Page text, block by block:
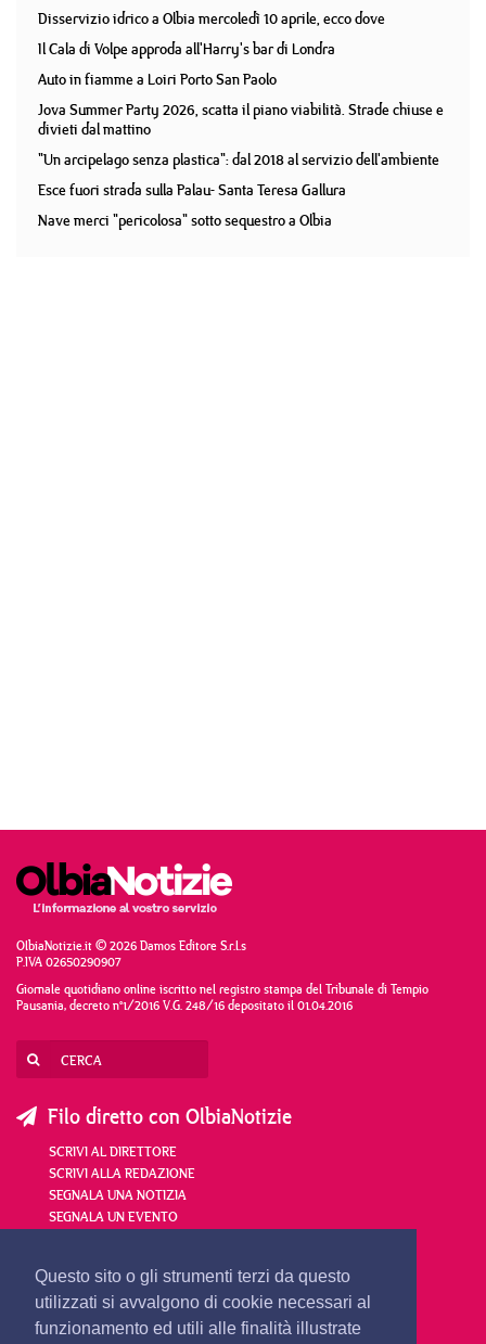
Questo sito o gli strumenti terzi da questo
utilizzati si avvalgono di cookie necessari al
funzionamento ed utili alle finalità illustrate
Disservizio idrico a Olbia mercoledì 10 aprile, ecco dove
Il Cala di Volpe approda all'Harry's bar di Londra
Auto in fiamme a Loiri Porto San Paolo
Jova Summer Party 2026, scatta il piano viabilità. Strade chiuse e
divieti dal mattino
"Un arcipelago senza plastica": dal 2018 al servizio dell'ambiente
Esce fuori strada sulla Palau- Santa Teresa Gallura
Nave merci "pericolosa" sotto sequestro a Olbia
OlbiaNotizie.it © 2026 Damos Editore S.r.l.s
P.IVA 02650290907
Giornale quotidiano online iscritto nel registro stampa del Tribunale di Tempio
Pausania, decreto n°1/2016 V.G. 248/16 depositato il 01.04.2016
Filo diretto con OlbiaNotizie
SCRIVI AL DIRETTORE
SCRIVI ALLA REDAZIONE
SEGNALA UNA NOTIZIA
SEGNALA UN EVENTO
redazione@olbianotizie.it